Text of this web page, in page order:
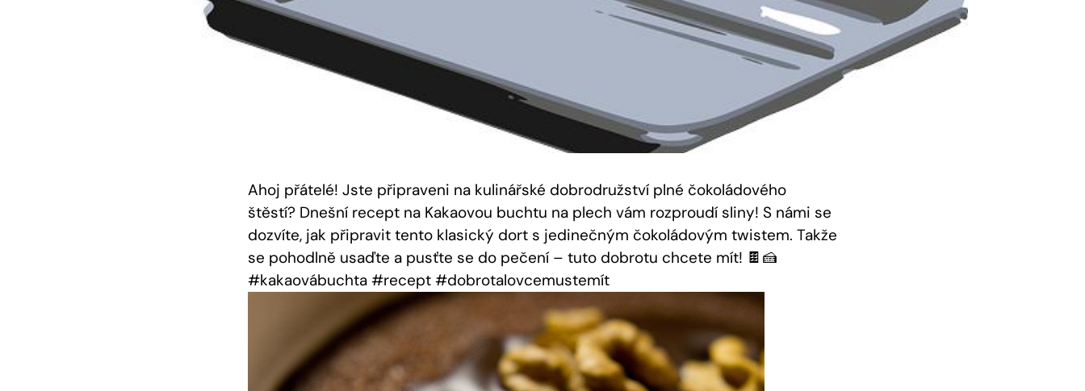
Ahoj přátelé! ‌Jste‌ připraveni na⁢ kulinářské dobrodružství plné čokoládového
štěstí? ‌Dnešní recept na Kakaovou buchtu na plech vám rozproudí sliny! S námi se
dozvíte, jak připravit ⁤tento klasický dort s jedinečným čokoládovým twistem. Takže
se pohodlně usaďte⁤ a pusťte se do pečení – tuto dobrotu chcete mít! ⁤🍫🍰
#kakaovábuchta #recept #dobrotalovcemustemít